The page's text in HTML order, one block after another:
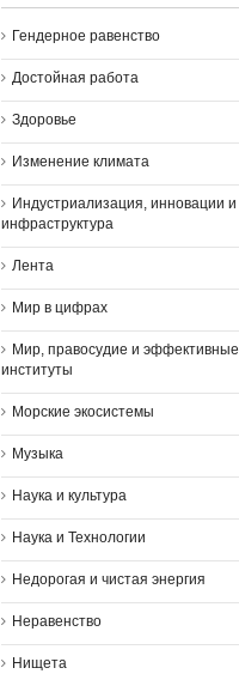
Гендерное равенство
Достойная работа
Здоровье
Изменение климата
Индустриализация, инновации и
инфраструктура
Лента
Мир в цифрах
Мир, правосудие и эффективные
институты
Морские экосистемы
Музыка
Наука и культура
Наука и Технологии
Недорогая и чистая энергия
Неравенство
Нищета